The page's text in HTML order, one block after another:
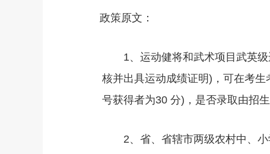
政策原文：
1、运动健将和武术项目武英级
核并出具运动成绩证明)，可在考
号获得者为30 分)，是否录取由招生
2、省、省辖市两级农村中、小